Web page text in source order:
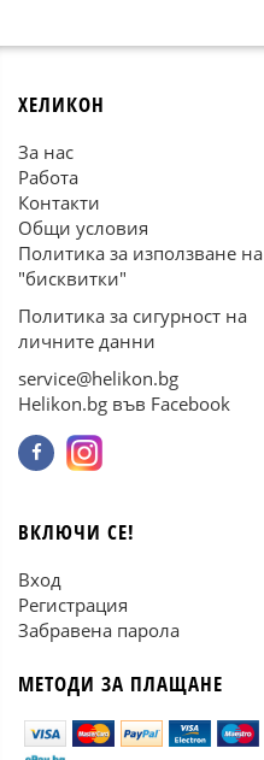
ХЕЛИКОН
За нас
Работа
Контакти
Общи условия
Политика за използване на
"бисквитки"
Политика за сигурност на
личните данни
service@helikon.bg
Helikon.bg във Facebook
ВКЛЮЧИ СЕ!
Вход
Регистрация
Забравена парола
МЕТОДИ ЗА ПЛАЩАНЕ